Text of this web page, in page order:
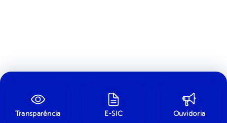
Transparência E-SIC Ouvidoria